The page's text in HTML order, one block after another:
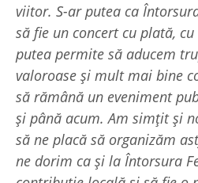
viitor. S-ar putea ca
să fie un concert cu plată,
putea permite să aducem
valoroase și mult mai bine
să rămână un eveniment
și până acum. Am simțit și
să ne placă să organizăm
ne dorim ca și la Întorsura